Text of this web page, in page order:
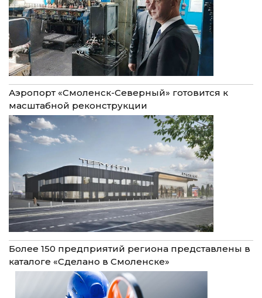
Аэропорт «Смоленск-Северный» готовится к
масштабной реконструкции
Более 150 предприятий региона представлены в
каталоге «Сделано в Смоленске»